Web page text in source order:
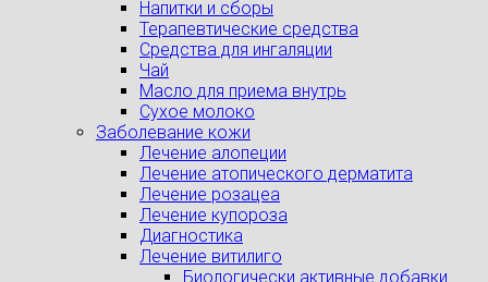
Напитки и сборы
Терапевтические средства
Средства для ингаляции
Чай
Масло для приема внутрь
Сухое молоко
Заболевание кожи
Лечение алопеции
Лечение атопического дерматита
Лечение розацеа
Лечение купороза
Диагностика
Лечение витилиго
Биологически активные добавки